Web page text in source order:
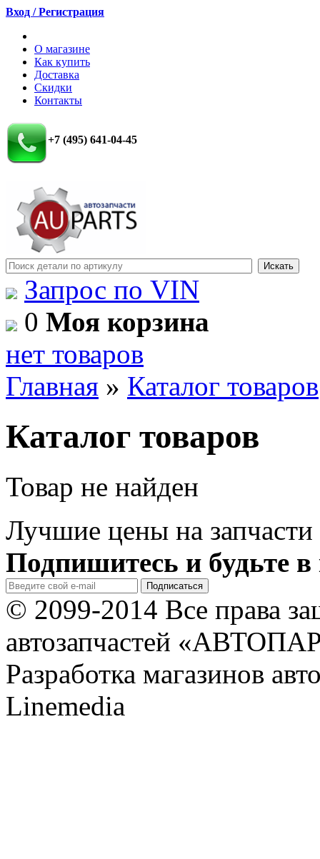
Вход / Регистрация
О магазине
Как купить
Доставка
Скидки
Контакты
+7 (495) 641-04-45
Запрос по VIN
0 Моя корзина
нет товаров
Главная » Каталог товаров
Каталог товаров
Товар не найден
Лучшие цены на запчасти
Подпишитесь и будьте в
© 2099-2014 Все права
автозапчастей
Разработка магазинов
Linemedia